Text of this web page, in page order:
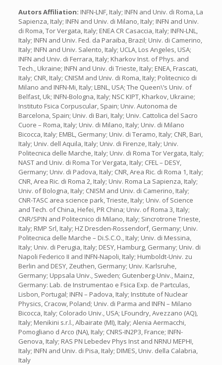
Autors Affiliation: INFN-LNF, Italy; INFN and Univ. di Roma, La
Sapienza, Italy; INFN and Univ. di Milano, Italy; INFN and Univ.
di Roma, Tor Vergata, Italy; ENEA CR Casaccia, Italy; INFN-LNL,
Italy; INFN and Univ. Fed. da Paraiba, Brazil; Univ. di Camerino,
Italy; INFN and Univ. Salento, Italy; UCLA, Los Angeles, USA;
INFN and Univ. di Ferrara, Italy; Kharkov Inst. of Phys. and
Tech., Ukraine; INFN and Univ. di Trieste, Italy; ENEA, Frascati,
Italy; CNR, Italy; CNISM and Univ. di Roma, Italy; Politecnico di
Milano and INFN-Mi, Italy; LBNL, USA; The Queen\’s Univ. of
Belfast, Uk; INFN-Bologna, Italy; NSC KIPT, Kharkov, Ukraine;
Instituto Fsica Corpuscular, Spain; Univ. Autonoma de
Barcelona, Spain; Univ. di Bari, Italy; Univ. Cattolica del Sacro
Cuore – Roma, Italy; Univ. di Milano, Italy; Univ. di Milano
Bicocca, Italy; EMBL, Germany; Univ. di Teramo, Italy; CNR, Bari,
Italy; Univ. dell Aquila, Italy; Univ. di Firenze, Italy; Univ.
Politecnica delle Marche, Italy; Univ. di Roma Tor Vergata, Italy;
NAST and Univ. di Roma Tor Vergata, Italy; CFEL – DESY,
Germany; Univ. di Padova, Italy; CNR, Area Ric. di Roma 1, Italy;
CNR, Area Ric. di Roma 2, Italy; Univ. Roma La Sapienza, Italy;
Univ. of Bologna, Italy; CNISM and Univ. di Camerino, Italy;
CNR-TASC area science park, Trieste, Italy; Univ. of Science
and Tech. of China, Hefei, PR China; Univ. of Roma 3, Italy;
CNR/SPIN and Politecnico di Milano, Italy; Sincrotrone Trieste,
Italy; RMP Srl, Italy; HZ Dresden-Rossendorf, Germany; Univ.
Politecnica delle Marche – Di.S.C.O., Italy; Univ. di Messina,
Italy; Univ. di Perugia, Italy; DESY, Hamburg, Germany; Univ. di
Napoli Federico II and INFN-Napoli, Italy; Humboldt-Univ. zu
Berlin and DESY, Zeuthen, Germany; Univ. Karlsruhe,
Germany; Uppsala Univ., Sweden; Gutenberg-Univ., Mainz,
Germany: Lab. de Instrumentao e Fsica Exp. de Partculas,
Lisbon, Portugal; INFN – Padova, Italy; Institute of Nuclear
Physics, Cracow, Poland; Univ. di Parma and INFN – Milano
Bicocca, Italy; Colorado Univ., USA; LFoundry, Avezzano (AQ),
Italy; Menikini s.r.l., Albairate (MI), Italy; Alenia Aermacchi,
Pomogliano d Arco (NA), Italy; CNRS-IN2P3, France; INFN-
Genova, Italy; RAS PN Lebedev Phys Inst and NRNU MEPHI,
Italy; INFN and Univ. di Pisa, Italy; DIMES, Univ. della Calabria,
Italy